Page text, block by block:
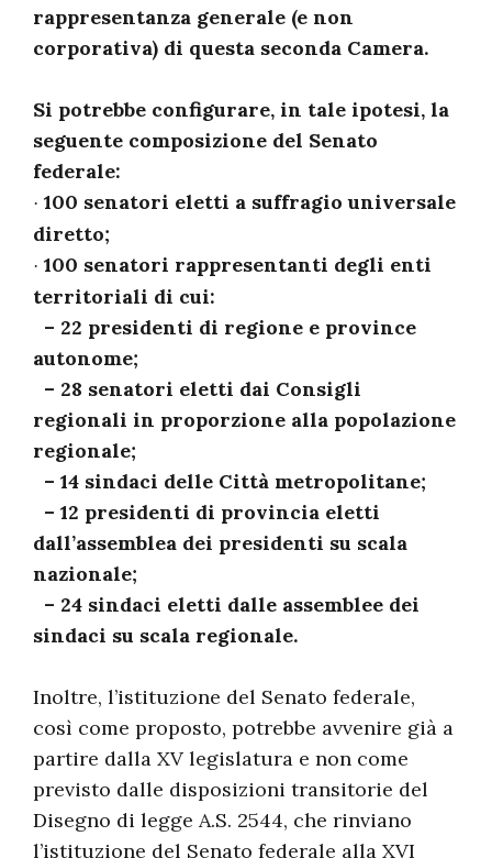
rappresentanza generale (e non
corporativa) di questa seconda Camera.
Si potrebbe configurare, in tale ipotesi, la
seguente composizione del Senato
federale:
· 100 senatori eletti a suffragio universale
diretto;
· 100 senatori rappresentanti degli enti
territoriali di cui:
– 22 presidenti di regione e province
autonome;
– 28 senatori eletti dai Consigli
regionali in proporzione alla popolazione
regionale;
– 14 sindaci delle Città metropolitane;
– 12 presidenti di provincia eletti
dall’assemblea dei presidenti su scala
nazionale;
– 24 sindaci eletti dalle assemblee dei
sindaci su scala regionale.
Inoltre, l’istituzione del Senato federale,
così come proposto, potrebbe avvenire già a
partire dalla XV legislatura e non come
previsto dalle disposizioni transitorie del
Disegno di legge A.S. 2544, che rinviano
l’istituzione del Senato federale alla XVI